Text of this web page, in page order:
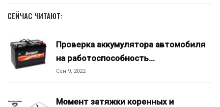
СЕЙЧАС ЧИТАЮТ:
Проверка аккумулятора автомобиля
на работоспособность…
Сен 9, 2022
Момент затяжки коренных и